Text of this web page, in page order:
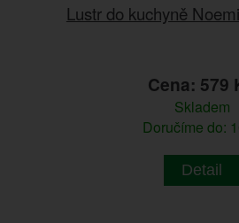
Lustr do kuchyně
Cena: 579
Skladem
Doručíme do:
Detail